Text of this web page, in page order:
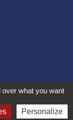
what you want
Personalize